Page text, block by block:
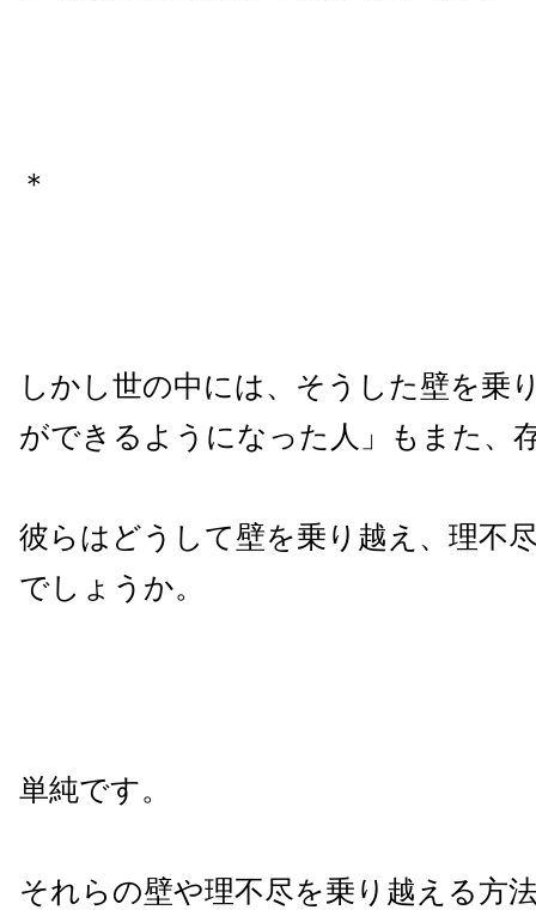
＊
しかし世の中には、そうした壁を乗
ができるようになった人」もまた、
彼らはどうして壁を乗り越え、理不
でしょうか。
単純です。
それらの壁や理不尽を乗り越える方